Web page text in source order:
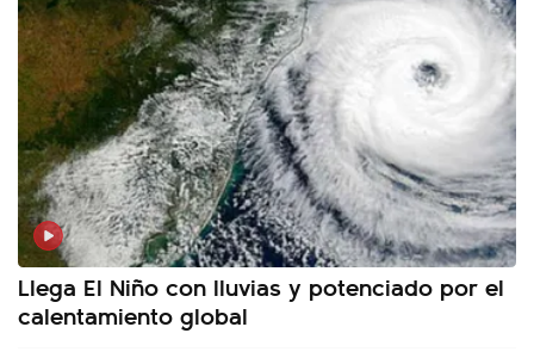
Llega El Niño con lluvias y potenciado por el
calentamiento global